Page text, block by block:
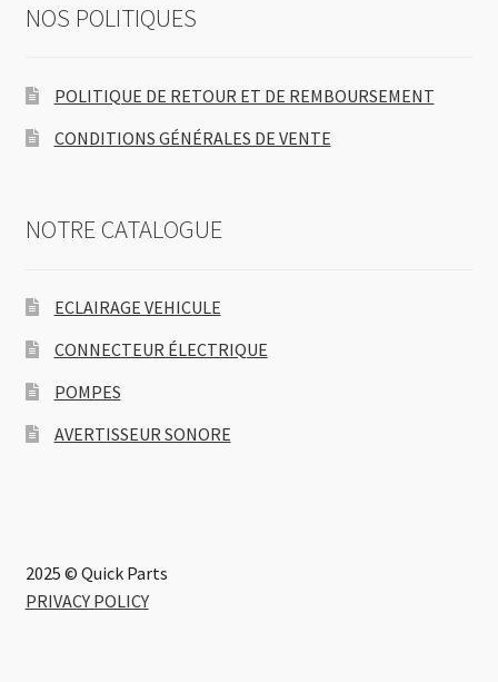
NOS POLITIQUES
POLITIQUE DE RETOUR ET DE REMBOURSEMENT
CONDITIONS GÉNÉRALES DE VENTE
NOTRE CATALOGUE
ECLAIRAGE VEHICULE
CONNECTEUR ÉLECTRIQUE
POMPES
AVERTISSEUR SONORE
2025 © Quick Parts
PRIVACY POLICY